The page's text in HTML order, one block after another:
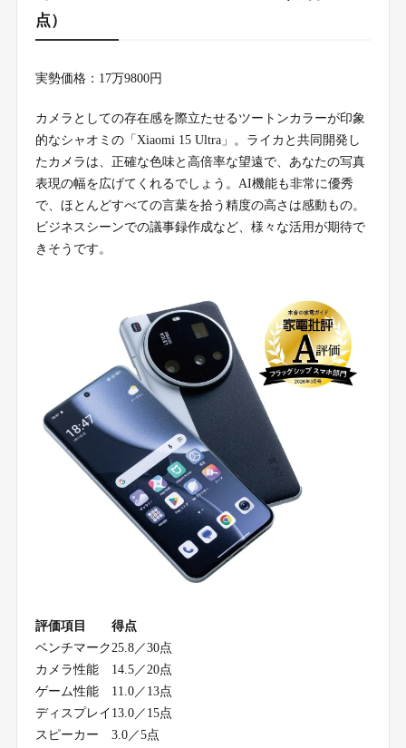
点）
実勢価格：17万9800円
カメラとしての存在感を際立たせるツートンカラーが印象
的なシャオミの「Xiaomi 15 Ultra」。ライカと共同開発し
たカメラは、正確な色味と高倍率な望遠で、あなたの写真
表現の幅を広げてくれるでしょう。AI機能も非常に優秀
で、ほとんどすべての言葉を拾う精度の高さは感動もの。
ビジネスシーンでの議事録作成など、様々な活用が期待で
きそうです。
評価項目
得点
ベンチマーク 25.8／30点
カメラ性能
14.5／20点
ゲーム性能
11.0／13点
ディスプレイ 13.0／15点
スピーカー
3.0／5点